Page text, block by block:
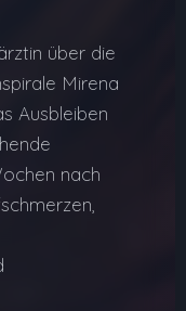
über die
Mirena
Ausbleiben
nach